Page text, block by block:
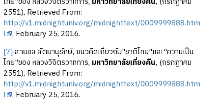
2551), Retrieved From:
http://v1.midnightuniv.org/midnighttext/0009999888.htm
l , February 25, 2016.
[7] สายชล สัตยานุรักษ์, แนวคิดเกี่ยวกับ"ชาติไทย"และ"ความเป็น
ไทย"ของ หลวงวิจิตรวาทการ, มหาวิทยาลัยเที่ยงคืน, (กรกฎาคม
2551), Retrieved From:
http://v1.midnightuniv.org/midnighttext/0009999888.htm
l , February 25, 2016.